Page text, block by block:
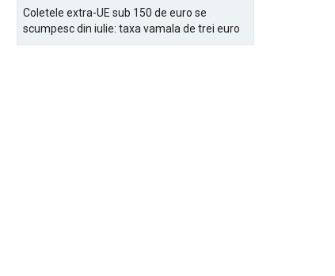
Coletele extra-UE sub 150 de euro se
scumpesc din iulie: taxa vamala de trei euro
pe articol, adaugata la taxa logistica